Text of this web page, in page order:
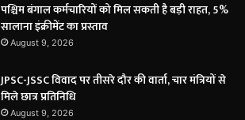
पश्चिम बंगाल कर्मचारियों को मिल सकती है बड़ी राहत, 5%
सालाना इंक्रीमेंट का प्रस्ताव
August 9, 2026
JPSC-JSSC विवाद पर तीसरे दौर की वार्ता, चार मंत्रियों से
मिले छात्र प्रतिनिधि
August 9, 2026